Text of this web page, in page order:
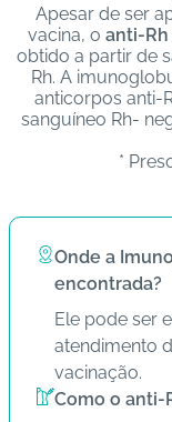
s
I
m
u
ó
gi
c
o
s
Apesar de ser
vacina, o anti-Rh
obtido a partir de
Rh. A
anticorpos anti-
sanguíneo Rh-
*
Onde a
encontrada?
Ele pode ser
atendimento
vacinação.
Como o anti-